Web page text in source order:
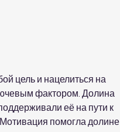
цель и нацелиться на
фактором. Долина
её на пути к
помогла долине